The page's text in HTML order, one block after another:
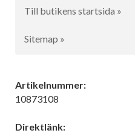
Till butikens startsida »
Sitemap »
Artikelnummer:
10873108
Direktlänk: